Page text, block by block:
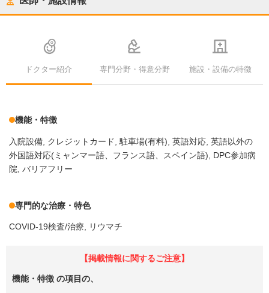
ドクター紹介 専門分野・得意分野 施設・設備の特徴
機能・特徴
入院設備 クレジットカード 駐車場(有料) 英語対応 英語以外の
外国語対応(ミャンマー語、フランス語、スペイン語)
DPC参加病
院 バリアフリー
専門的な治療・特色
COVID-19検査/治療 リウマチ
【掲載情報に関するご注意】
機能・特徴 の項目の、